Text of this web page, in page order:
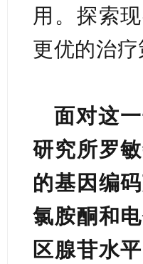
用。探索
更优的治
面对这
研究所罗
的基因编
氯胺酮和
区腺苷水